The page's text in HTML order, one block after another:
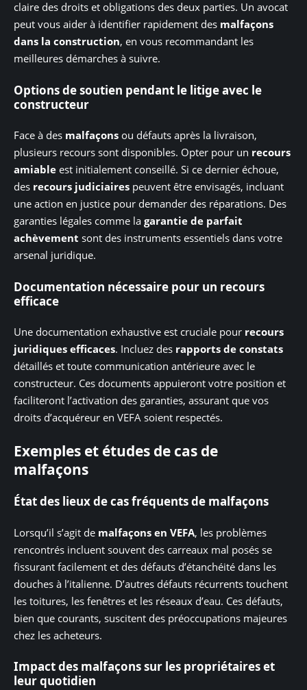
claire des droits et obligations des deux parties. Un avocat
peut vous aider à identifier rapidement des malfaçons
dans la construction, en vous recommandant les
meilleures démarches à suivre.
Options de soutien pendant le litige avec le
constructeur
Face à des malfaçons ou défauts après la livraison,
plusieurs recours sont disponibles. Opter pour un recours
amiable est initialement conseillé. Si ce dernier échoue,
des recours judiciaires peuvent être envisagés, incluant
une action en justice pour demander des réparations. Des
garanties légales comme la garantie de parfait
achèvement sont des instruments essentiels dans votre
arsenal juridique.
Documentation nécessaire pour un recours
efficace
Une documentation exhaustive est cruciale pour recours
juridiques efficaces. Incluez des rapports de constats
détaillés et toute communication antérieure avec le
constructeur. Ces documents appuieront votre position et
faciliteront l’activation des garanties, assurant que vos
droits d’acquéreur en VEFA soient respectés.
Exemples et études de cas de
malfaçons
État des lieux de cas fréquents de malfaçons
Lorsqu’il s’agit de malfaçons en VEFA, les problèmes
rencontrés incluent souvent des carreaux mal posés se
fissurant facilement et des défauts d’étanchéité dans les
douches à l’italienne. D’autres défauts récurrents touchent
les toitures, les fenêtres et les réseaux d’eau. Ces défauts,
bien que courants, suscitent des préoccupations majeures
chez les acheteurs.
Impact des malfaçons sur les propriétaires et
leur quotidien